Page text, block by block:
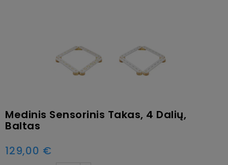
Medinis Sensorinis Takas, 4 Dalių,
Baltas
129,00 €